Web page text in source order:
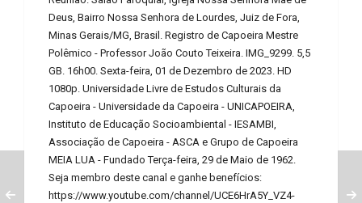
Deus, Bairro Nossa Senhora de Lourdes, Juiz de Fora,
Minas Gerais/MG, Brasil. Registro de Capoeira Mestre
Polêmico - Professor João Couto Teixeira. IMG_9299. 5,5
GB. 16h00. Sexta-feira, 01 de Dezembro de 2023. HD
1080p. Universidade Livre de Estudos Culturais da
Capoeira - Universidade da Capoeira - UNICAPOEIRA,
Instituto de Educação Socioambiental - IESAMBI,
Associação de Capoeira - ASCA e Grupo de Capoeira
MEIA LUA - Fundado Terça-feira, 29 de Maio de 1962.
Seja membro deste canal e ganhe benefícios:
https://www.youtube.com/channel/UCE6HrA5Y_VZ4-